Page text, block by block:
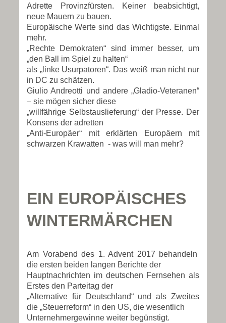
Adrette Provinzfürsten. Keiner beabsichtigt,
neue Mauern zu bauen.
Europäische Werte sind das Wichtigste. Einmal
mehr.
„Rechte Demokraten“ sind immer besser, um
„den Ball im Spiel zu halten“
als „linke Usurpatoren“. Das weiß man nicht nur
in DC zu schätzen.
Giulio Andreotti und andere „Gladio-Veteranen“
– sie mögen sicher diese
„willfährige Selbstauslieferung“ der Presse. Der
Konsens der adretten
„Anti-Europäer“ mit erklärten Europäern mit
schwarzen Krawatten - was will man mehr?
EIN EUROPÄISCHES
WINTERMÄRCHEN
Am Vorabend des 1. Advent 2017 behandeln
die ersten beiden langen Berichte der
Hauptnachrichten im deutschen Fernsehen als
Erstes den Parteitag der
„Alternative für Deutschland“ und als Zweites
die „Steuerreform“ in den US, die wesentlich
Unternehmergewinne weiter begünstigt.